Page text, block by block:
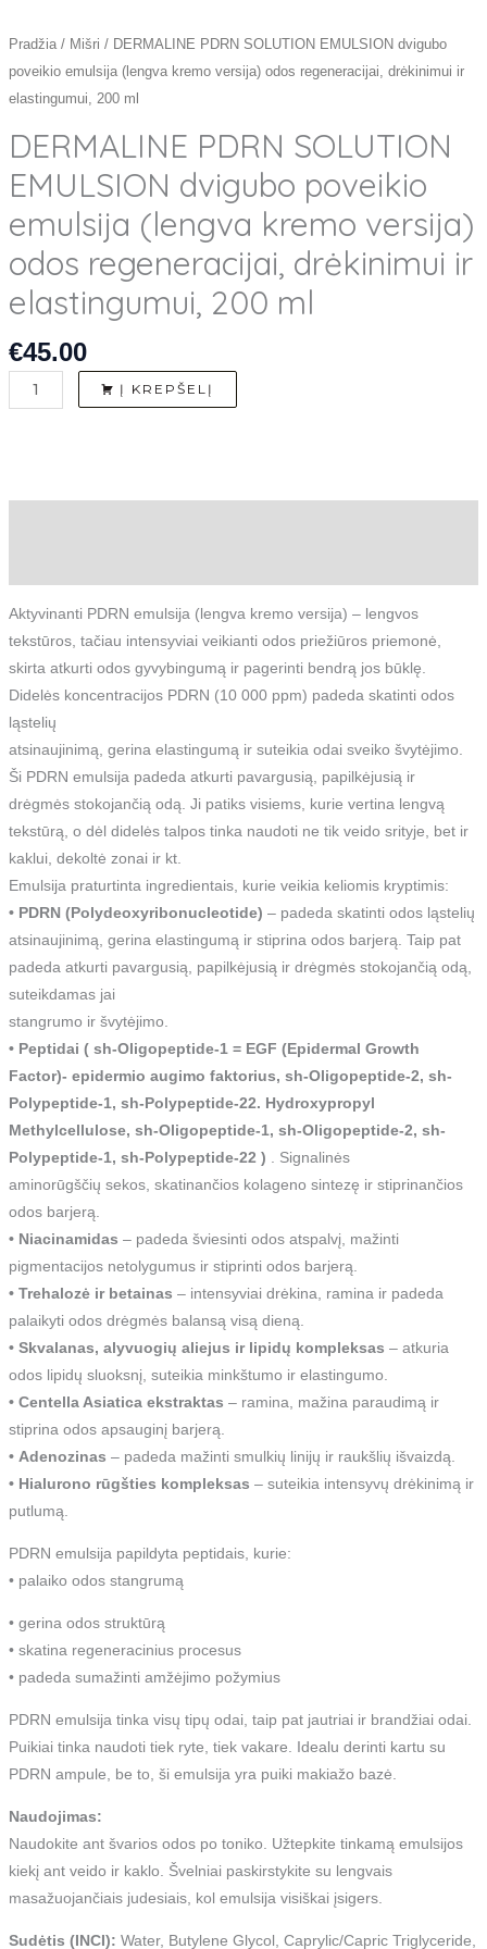
Pradžia/ Mišri / DERMALINE PDRN SOLUTION EMULSION dvigubo
poveikio emulsija (lengva kremo versija) odos regeneracijai, drėkinimui ir
elastingumui, 200 ml
DERMALINE PDRN SOLUTION
EMULSION dvigubo poveikio
emulsija (lengva kremo versija)
odos regeneracijai, drėkinimui ir
elastingumui, 200 ml
€45.00
elastingumui,
200
ml
Į KREPŠELĮ
Aktyvinanti PDRN emulsija (lengva kremo versija) – lengvos
tekstūros, tačiau intensyviai veikianti odos priežiūros priemonė,
skirta atkurti odos gyvybingumą ir pagerinti bendrą jos būklę.
Didelės koncentracijos PDRN (10 000 ppm) padeda skatinti odos
ląstelių
atsinaujinimą, gerina elastingumą ir suteikia odai sveiko švytėjimo.
Ši PDRN emulsija padeda atkurti pavargusią, papilkėjusią ir
drėgmės stokojančią odą. Ji patiks visiems, kurie vertina lengvą
tekstūrą, o dėl didelės talpos tinka naudoti ne tik veido srityje, bet ir
kaklui, dekoltė zonai ir kt.
Emulsija praturtinta ingredientais, kurie veikia keliomis kryptimis:
• PDRN (Polydeoxyribonucleotide) – padeda skatinti odos ląstelių
atsinaujinimą, gerina elastingumą ir stiprina odos barjerą. Taip pat
padeda atkurti pavargusią, papilkėjusią ir drėgmės stokojančią odą,
suteikdamas jai
stangrumo ir švytėjimo.
• Peptidai ( sh-Oligopeptide-1 = EGF (Epidermal Growth
Factor)- epidermio augimo faktorius, sh-Oligopeptide-2, sh-
Polypeptide-1, sh-Polypeptide-22. Hydroxypropyl
Methylcellulose, sh-Oligopeptide-1, sh-Oligopeptide-2, sh-
Polypeptide-1, sh-Polypeptide-22 ) . Signalinės
aminorūgščių sekos, skatinančios kolageno sintezę ir stiprinančios
odos barjerą.
• Niacinamidas – padeda šviesinti odos atspalvį, mažinti
pigmentacijos netolygumus ir stiprinti odos barjerą.
• Trehalozė ir betainas – intensyviai drėkina, ramina ir padeda
palaikyti odos drėgmės balansą visą dieną.
• Skvalanas, alyvuogių aliejus ir lipidų kompleksas – atkuria
odos lipidų sluoksnį, suteikia minkštumo ir elastingumo.
• Centella Asiatica ekstraktas – ramina, mažina paraudimą ir
stiprina odos apsauginį barjerą.
• Adenozinas – padeda mažinti smulkių linijų ir raukšlių išvaizdą.
• Hialurono rūgšties kompleksas – suteikia intensyvų drėkinimą ir
putlumą.
PDRN emulsija papildyta peptidais, kurie:
• palaiko odos stangrumą
• gerina odos struktūrą
• skatina regeneracinius procesus
• padeda sumažinti amžėjimo požymius
PDRN emulsija tinka visų tipų odai, taip pat jautriai ir brandžiai odai.
Puikiai tinka naudoti tiek ryte, tiek vakare. Idealu derinti kartu su
PDRN ampule, be to, ši emulsija yra puiki makiažo bazė.
Naudojimas:
Naudokite ant švarios odos po toniko. Užtepkite tinkamą emulsijos
kiekį ant veido ir kaklo. Švelniai paskirstykite su lengvais
masažuojančiais judesiais, kol emulsija visiškai įsigers.
Sudėtis (INCI): Water, Butylene Glycol, Caprylic/Capric Triglyceride,